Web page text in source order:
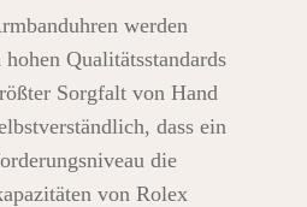
werden
hohen Qualitätsstandards
Sorgfalt von Hand
dass ein
die
von Rolex